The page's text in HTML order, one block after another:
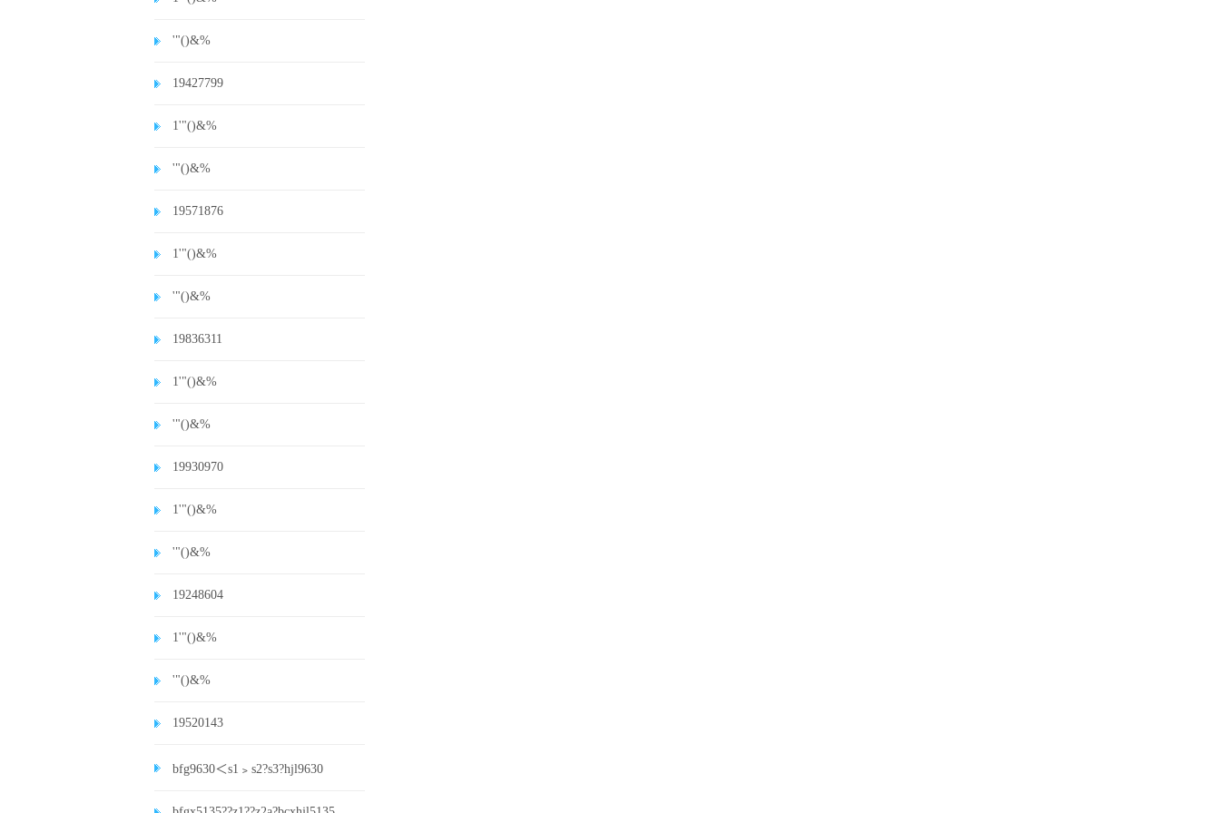
'"()&%
19427799
1'"()&%
'"()&%
19571876
1'"()&%
'"()&%
19836311
1'"()&%
'"()&%
19930970
1'"()&%
'"()&%
19248604
1'"()&%
'"()&%
19520143
bfg9630＜s1﹥s2?s3?hjl9630